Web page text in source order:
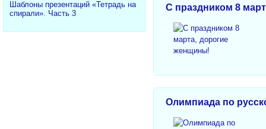
Шаблоны презентаций «Тетрадь на
спирали». Часть 3
С праздником 8
Олимпиада по